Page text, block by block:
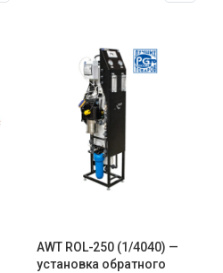
AWT ROL-250 (1/4040) —
установка обратного